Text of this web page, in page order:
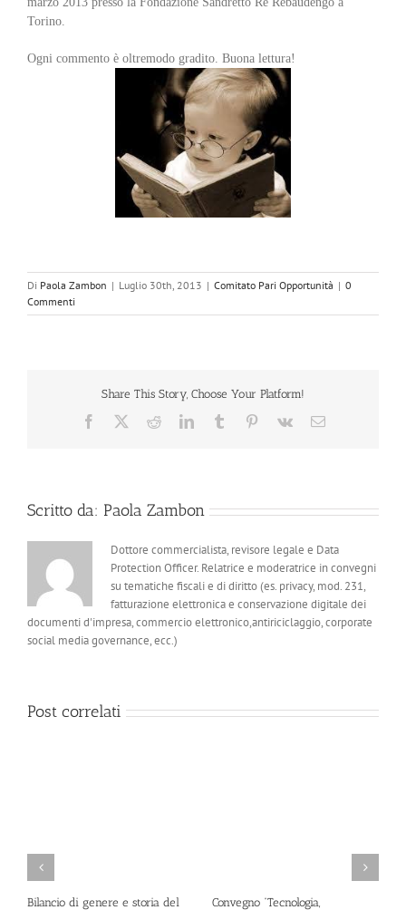
Torino.
Ogni commento è oltremodo gradito. Buona lettura!
Di Paola Zambon | Luglio 30th, 2013 | Comitato Pari Opportunità | 0
Commenti
Share This Story, Choose Your Platform!
Facebook RedditLinkedInTumblr Pinterest
Vk Email
Scritto da: Paola Zambon
Dottore commercialista, revisore legale e Data
Protection Officer. Relatrice e moderatrice in convegni
su tematiche fiscali e di diritto (es. privacy, mod. 231,
fatturazione elettronica e conservazione digitale dei
documenti d'impresa, commercio elettronico,antiriciclaggio, corporate
social media governance, ecc.)
Post correlati
Bilancio di genere e storia del
Convegno “Tecnologia,